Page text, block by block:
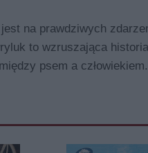
na prawdziwych
to wzruszająca
psem a człowiekiem.